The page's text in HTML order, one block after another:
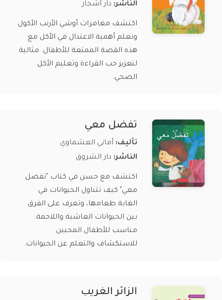
الناشر: دار أشجار
اكتشف مغامرات أوشي الأرنب الأكول
وتعلم أهمية الاعتدال في الأكل مع
هذه القصة الممتعة للأطفال. مثالية
لتعزيز حب القراءة وتعليم الأكل
الصحي.
تفضل معي
تأليف: أماني العشماوي
الناشر: دار الشروق
اكتشف مع حسن في كتاب "تفضل
معي" كيف تتناول الحيوانات في
الغابة طعامها، وتعرف على الفرق
بين الحيوانات العاشبة واللاحمة.
مناسب للأطفال المحبين
للاستكشاف والتعلم عن الحيوانات.
الزائر الغريب